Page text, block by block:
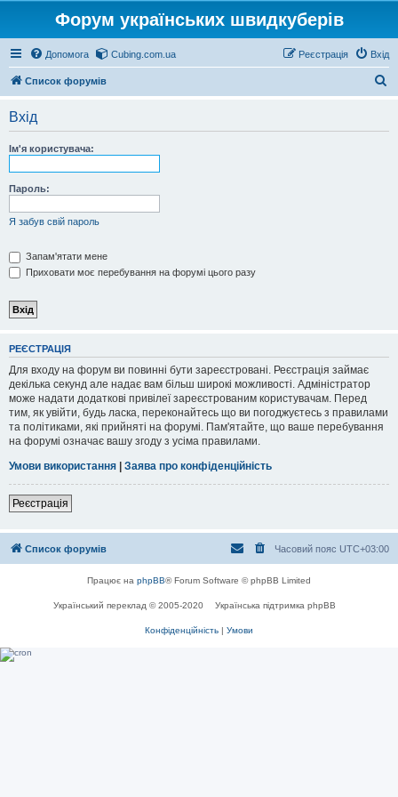
Форум українських швидкуберів
Допомога Cubing.com.ua Вхід
Реєстрація
Список форумів
Вхід
Ім'я користувача:
Пароль:
Я забув свій пароль
Запам'ятати мене
Приховати моє перебування на форумі цього разу
РЕЄСТРАЦІЯ
Для входу на форум ви повинні бути зареєстровані. Реєстрація займає
декілька секунд але надає вам більш широкі можливості. Адміністратор
може надати додаткові привілеї зареєстрованим користувачам. Перед
тим, як увійти, будь ласка, переконайтесь що ви погоджуєтесь з правилами
та політиками, які прийняті на форумі. Пам'ятайте, що ваше перебування
на форумі означає вашу згоду з усіма правилами.
Умови використання | Заява про конфіденційність
Реєстрація
Список форумів Часовий пояс UTC+03:00
Працює на phpBB® Forum Software © phpBB Limited
Український переклад © 2005-2020 Українська підтримка phpBB
Конфіденційність | Умови